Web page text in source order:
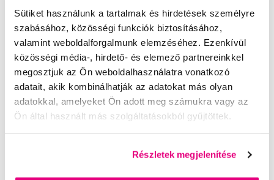
Sütiket használunk a tartalmak és hirdetések személyre
szabásához, közösségi funkciók biztosításához,
valamint weboldalforgalmunk elemzéséhez. Ezenkívül
közösségi média-, hirdető- és elemező partnereinkkel
megosztjuk az Ön weboldalhasználatra vonatkozó
adatait, akik kombinálhatják az adatokat más olyan
adatokkal, amelyeket Ön adott meg számukra vagy az
Ön által használt más szolgáltatásokból gyűjtöttek.
Részletek megjelenítése
Az Ön értékelése Sorrend: